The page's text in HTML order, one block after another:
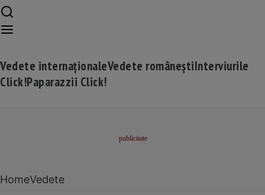
Vedete internaționaleVedete româneștiInterviurile
Click!Paparazzii Click!
HomeVedete